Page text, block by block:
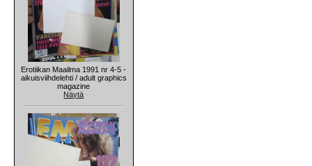
Erotiikan Maailma 1991 nr 4-5 -
aikuisviihdelehti / adult graphics
magazine
Näytä